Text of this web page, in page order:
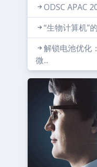
ODSC APAC
“生物计算机”
解锁电池优化
微...